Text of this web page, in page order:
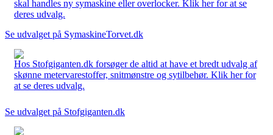
skal handles ny symaskine eller overlocker. Klik her for at se
deres udvalg.
Se udvalget på SymaskineTorvet.dk
Hos Stofgiganten.dk forsøger de altid at have et bredt udvalg af
skønne metervarestoffer, snitmønstre og sytilbehør. Klik her for
at se deres udvalg.
Se udvalget på Stofgiganten.dk